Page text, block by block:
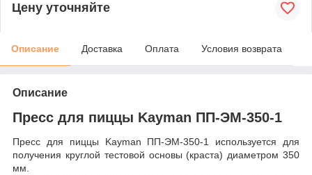
Цену уточняйте
Описание Доставка Оплата Условия возврата
Описание
Пресс для пиццы Kayman ПП-ЭМ-350-1
Пресс для пиццы Kayman ПП-ЭМ-350-1 используется для
получения круглой тестовой основы (краста) диаметром 350
мм.